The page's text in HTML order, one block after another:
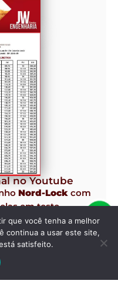
no Youtube
Nord-Lock com
em teste
que você tenha a melhor
continua a usar este site,
satisfeito.